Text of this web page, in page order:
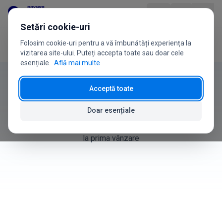
Sari la conținut
Produs
Industrii
Prețuri
Întrebări frecvente
Acasă Ghidul utilizatorului Start rapid
Start rapid
la prima vânzare
Setări cookie-uri
Folosim cookie-uri pentru a vă îmbunătăți experiența la
vizitarea site-ului. Puteți accepta toate sau doar cele
esențiale.
Află mai multe
Doar esențiale
Acceptă toate